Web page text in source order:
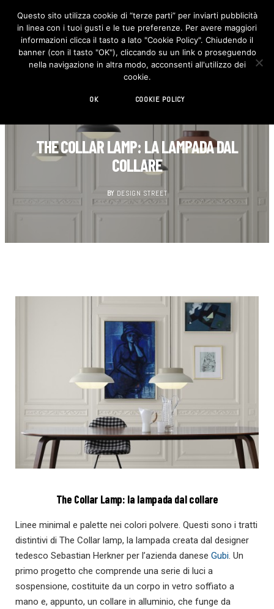
F
c
e
b
o
I
n
s
t
THE COLLAR LAMP: LA LAMPADA DAL
COLLARE
BY DESIGN STREET
The Collar Lamp: la lampada dal collare
Linee minimal e palette nei colori polvere. Questi sono i tratti
distintivi di The Collar lamp, la lampada creata dal designer
tedesco Sebastian Herkner per l’azienda danese Gubi. Un
primo progetto che comprende una serie di luci a
sospensione, costituite da un corpo in vetro soffiato a
mano e, appunto, un collare in alluminio, che funge da
Questo sito utilizza cookie di “terze parti” per inviarti pubblicità
in linea con i tuoi gusti e le tue preferenze. Per avere maggiori
informazioni clicca il tasto a lato "Cookie Policy". Chiudendo il
banner (con il tasto "OK"), cliccando su un link o proseguendo
nella navigazione in altra modo, acconsenti all'utilizzo dei
cookie.
OK COOKIE POLICY